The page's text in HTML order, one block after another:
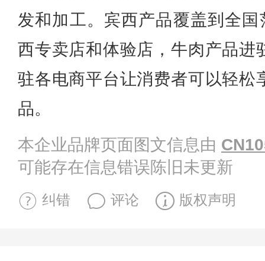
发和加工。宾西产品覆盖到全
西专卖店和体验店，牛肉产品进
驻各电商平台让消费者可以轻松
品。
本企业品牌页面图文信息由
可能存在信息错误陈旧未更新
纠错 评论 版权声明